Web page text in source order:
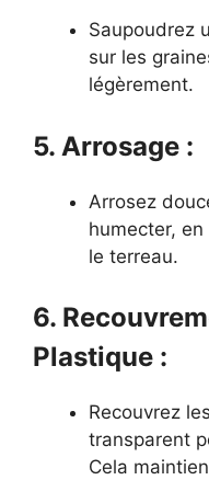
Saupoudrez
sur les
légèrement.
5. Arrosage :
Arrosez
humecter,
le terreau.
6.
Plastique :
Recouvrez
transparent
Cela